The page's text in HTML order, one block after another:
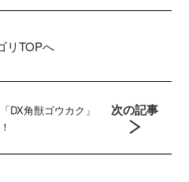
リTOPへ
DX角獣ゴウカク」
次の記事